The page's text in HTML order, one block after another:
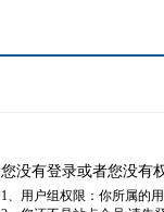
您没有登录或者您没有
1、用户组权限：你所属的